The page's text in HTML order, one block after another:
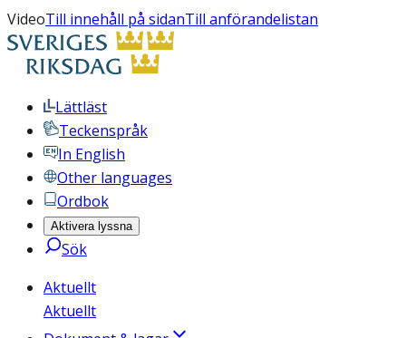
VideoTill innehåll på sidanTill anförandelistan
Lättläst
Teckenspråk
In English
Other languages
Ordbok
Aktivera lyssna
Sök
Aktuellt
Aktuellt